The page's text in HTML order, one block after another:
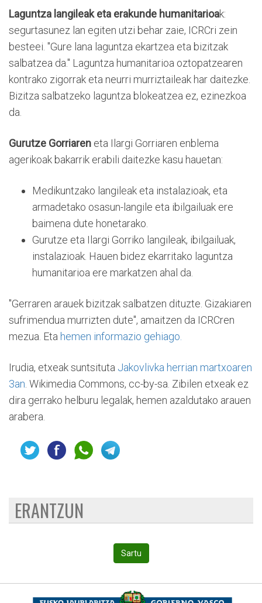
Laguntza langileak eta erakunde humanitarioak:
segurtasunez lan egiten utzi behar zaie, ICRCri zein
besteei. "Gure lana laguntza ekartzea eta bizitzak
salbatzea da." Laguntza humanitarioa oztopatzearen
kontrako zigorrak eta neurri murriztaileak har daitezke.
Bizitza salbatzeko laguntza blokeatzea ez, ezinezkoa
da.
Gurutze Gorriaren eta Ilargi Gorriaren enblema
agerikoak bakarrik erabili daitezke kasu hauetan:
Medikuntzako langileak eta instalazioak, eta
armadetako osasun-langile eta ibilgailuak ere
baimena dute honetarako.
Gurutze eta Ilargi Gorriko langileak, ibilgailuak,
instalazioak. Hauen bidez ekarritako laguntza
humanitarioa ere markatzen ahal da.
"Gerraren arauek bizitzak salbatzen dituzte. Gizakiaren
sufrimendua murrizten dute", amaitzen da ICRCren
mezua. Eta hemen informazio gehiago.
Irudia, etxeak suntsituta Jakovlivka herrian martxoaren
3an . Wikimedia Commons, cc-by-sa. Zibilen etxeak ez
dira gerrako helburu legalak, hemen azaldutako arauen
arabera.
ERANTZUN
Sartu